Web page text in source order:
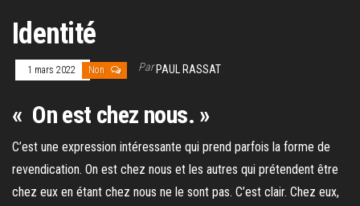
Identité
1 mars 2022 Non ParPAUL RASSAT
« On est chez nous. »
C’est une expression intéressante qui prend parfois la forme de
revendication. On est chez nous et les autres qui prétendent être
chez eux en étant chez nous ne le sont pas. C’est clair. Chez eux,